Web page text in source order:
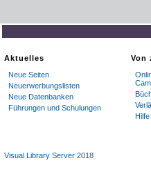
Aktuelles
Neue Seiten
Neuerwerbungslisten
Neue Datenbanken
Führungen und Schulungen
Von
Visual Library Server 2018